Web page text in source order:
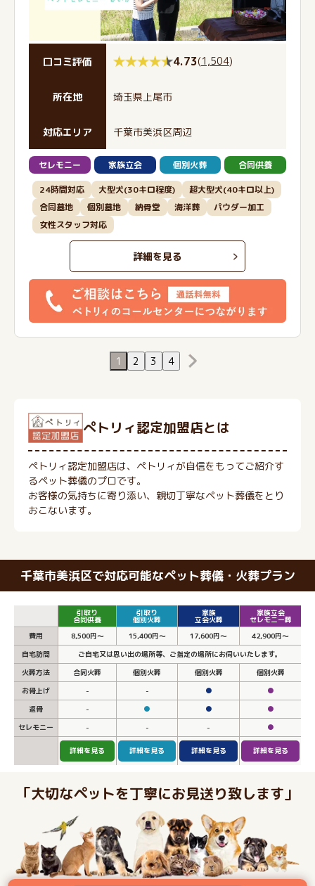
口コミ評価 4.73(1,504)
所在地 埼玉県上尾市
対応エリア 千葉市美浜区周辺
セレモニー 家族立会 個別火葬 合同供養
24時間対応 大型犬(30キロ程度)
超大型犬(40キロ以上)
合同墓地
個別墓地 納骨堂 海洋葬
パウダー加工
女性スタッフ対応
詳細を見る
1 2 3 4
ぺトリィ認定加盟店とは
ペトリィ認定加盟店は、ペトリィが自信をもってご紹介す
るペット葬儀のプロです。
お客様の気持ちに寄り添い、親切丁寧なペット葬儀をとり
おこないます。
千葉市美浜区で対応可能なペット葬儀・火葬プラン
引取り
合同供養
引取り
個別火葬
家族
立会火葬
家族立会
セレモニー葬
費用
8,500円～ 15,400円～ 17,600円～
42,900円～
自宅訪問
ご自宅又は思い出の場所等、ご指定の場所にお伺いいたします。
火葬方法
合同火葬 個別火葬 個別火葬
個別火葬
お骨上げ
- - ●
●
返骨
- ● ●
●
セレモニー
- - - ●
詳細を見る 詳細を見る 詳細を見る 詳細を見る
「大切なペットを丁寧にお見送り致します」